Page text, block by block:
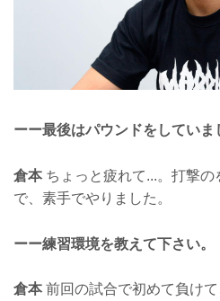
ーー最後はパウンドをしていま
倉本ちょっと疲れて...。打撃の
で、素手でやりました。
ーー練習環境を教えて下さい。
倉本前回の試合で初めて負け